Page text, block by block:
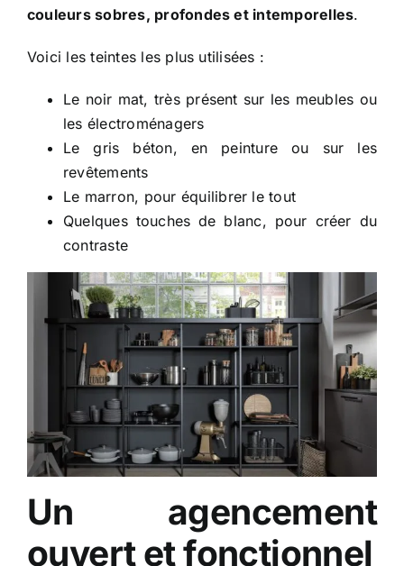
couleurs sobres, profondes et intemporelles.
Voici les teintes les plus utilisées :
Le noir mat, très présent sur les meubles ou
les électroménagers
Le gris béton, en peinture ou sur les
revêtements
Le marron, pour équilibrer le tout
Quelques touches de blanc, pour créer du
contraste
Un agencement
ouvert et fonctionnel